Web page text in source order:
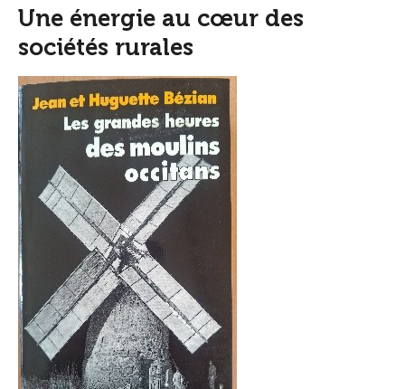
Une énergie au cœur des
sociétés rurales